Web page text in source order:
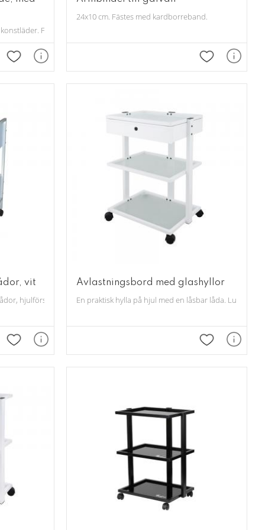
Finns i vit eller svart färg.
Lägg till i favoriter
24x10 cm. Fästes med kardborreband.
Lägg till i
vit
hjulförsedd.
Lägg till i favoriter
Avlastningsbord med glashyllor
En praktisk hylla på hjul med en låsbar låda.
Lägg till i